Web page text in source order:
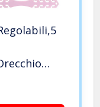
Donna E